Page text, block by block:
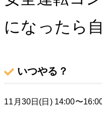
になったら
いつやる？
11月30日(日) 14:00〜